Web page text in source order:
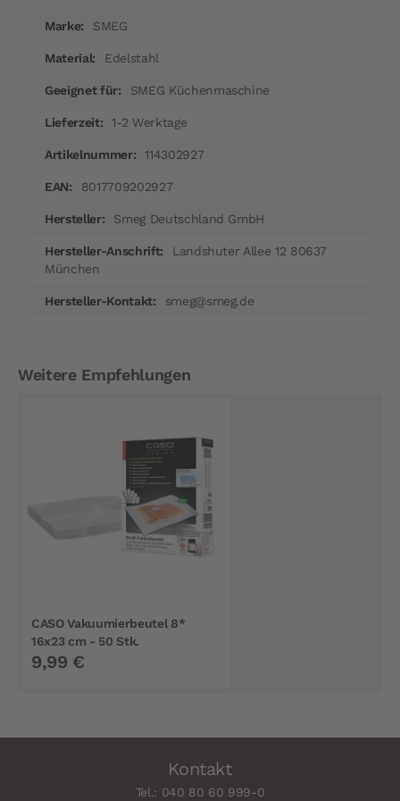
InformationenSMEG
Edelstahl
SMEG Küchenmaschine
1-2 Werktage
114302927
8017709202927
Smeg Deutschland GmbH
Landshuter Allee 12 80637
München
smeg@smeg.de
Weitere Empfehlungen
CASO Vakuumierbeutel 8*
16x23 cm - 50 Stk.
9,99 €
Kontakt
Tel.: 040 80 60 999-0